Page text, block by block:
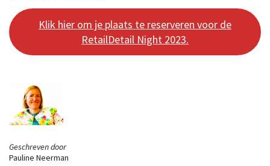
Geschreven door
Pauline Neerman
Klik hier om je plaats te reserveren voor de
RetailDetail Night 2023.